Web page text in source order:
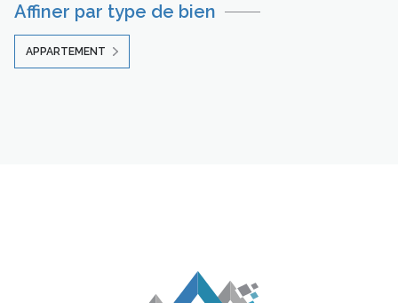
Affiner par type de bien
APPARTEMENT